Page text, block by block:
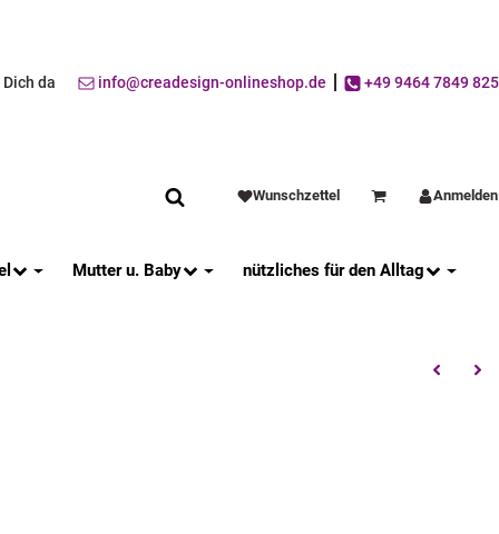
da info@creadesign-onlineshop.de +49 9464 7849 825
Wunschzettel WarenkorbAnmelden
Mutter u. Baby nützliches für den Alltag